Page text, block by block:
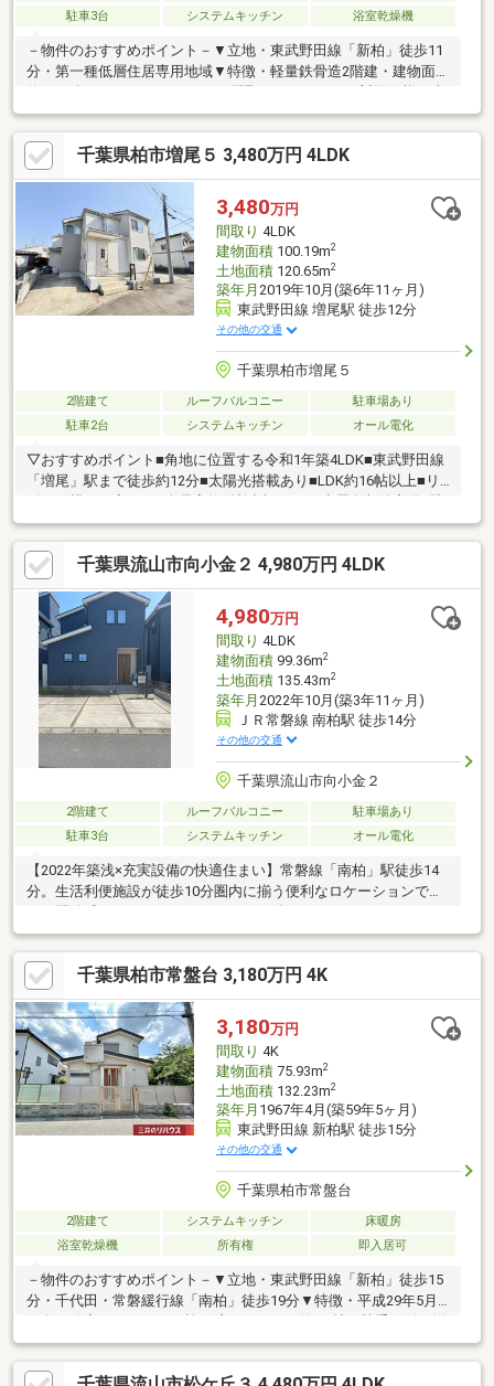
駐車3台
システムキッチン 浴室乾燥機
－物件のおすすめポイント－▼立地・東武野田線「新柏」徒歩11
分・第一種低層住居専用地域▼特徴・軽量鉄骨造2階建・建物面積
約74.41坪、3LDK+2LDK+2DKの間取り・キッチンは対面仕様・南
西側2か所にバルコニー設置・土地面積約98.50坪、広々とした庭
有・駐車3台可(車種による)▼設備・食洗機・浴室乾燥機・TVモニ
タ付インターホン▼周辺環境・KEIHOKUスーパー新柏店 徒歩7分
(約520m)・名戸ヶ谷第三公園 徒歩3分(約180m)■ ご希望の住まい
探しをお手伝いします ━━━━━・・・物件の詳細・ご相談はお
気軽にお問い合わせください。
千葉県柏市増尾５ 3,480万円 4LDK
3,480万円
間取り 4LDK
建物面積100.19m2
土地面積120.65m2
築年月 2019年10月(築6年11ヶ月)
東武野田線 増尾駅 徒歩12分
その他の交通
千葉県柏市増尾５
2階建て ルーフバルコニー
駐車場あり
駐車2台
システムキッチン オール電化
▽おすすめポイント■角地に位置する令和1年築4LDK■東武野田線
「増尾」駅まで徒歩約12分■太陽光搭載あり■LDK約16帖以上■リ
車2台可能※車種による■小学校まで徒歩約5分とお子様の通学も安
心！▽周辺環境■東武ストア逆井店 約1300m/徒歩約17分■ミニ
ストップ柏増尾店 約655m/徒歩約9分■クリエイトＳＤ柏増尾
店 約899m/徒歩約12分■増尾郵便局 約458m/徒歩約6分■勝目ク
リニック 約461m/徒歩約6分■増尾保育園 約553m/徒歩約7分■
堂谷公園 約291m/徒歩約4分
千葉県流山市向小金２ 4,980万円 4LDK
4,980万円
間取り 4LDK
建物面積99.36m2
土地面積135.43m2
築年月 2022年10月(築3年11ヶ月)
ＪＲ常磐線 南柏駅 徒歩14分
その他の交通
千葉県流山市向小金２
2階建て ルーフバルコニー
駐車場あり
駐車3台
システムキッチン オール電化
【2022年築浅×充実設備の快適住まい】常磐線「南柏」駅徒歩14
分。生活利便施設が徒歩10分圏内に揃う便利なロケーションで
す。開放感あふれるスカイバルコニー付きで、BBQやリラックス
タイムを満喫できます。敷地面積約40坪の広々とした敷地には、
並列で3台駐車可能なスペースを確保。ご夫婦のお車やお友達の来
客時にも安心です。環境にも家計にも優しいオール電化仕様で、
炭の換気システムなど快適な暮らしをサポートする設備も充実。
日当たり良好な4LDKで、新しい生活を始めませんか？まずはお気
軽にお問い合わせください！
千葉県柏市常盤台 3,180万円 4K
3,180万円
間取り 4K
建物面積75.93m2
土地面積132.23m2
築年月 1967年4月(築59年5ヶ月)
東武野田線 新柏駅 徒歩15分
その他の交通
千葉県柏市常盤台
2階建て システムキッチン
床暖房
浴室乾燥機
所有権 即入居可
－物件のおすすめポイント－▼立地・東武野田線「新柏」徒歩15
分・千代田・常磐緩行線「南柏」徒歩19分▼特徴・平成29年5月
室約6帖と一体利用も可能・各階にトイレ有・浴室は1616サイ
ズ・南東向きバルコニー付・お庭有▼設備・床暖房(キッチン・1F